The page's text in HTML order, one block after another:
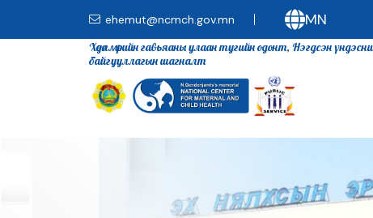
ehemut@ncmch.gov.mn MN
Хөдөлмөрийн гавьяаны улаан тугийн одонт, Нэгдсэн
байгууллагын шагналт